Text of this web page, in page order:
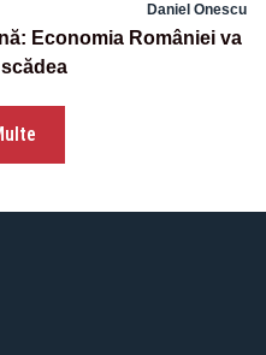
Daniel Onescu
Economia României va